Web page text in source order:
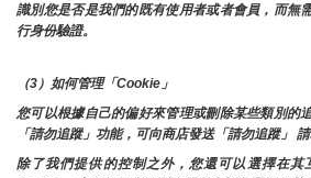
識別您是否是我們的既有使用者或者會員，而無
行身份驗證。
（3）如何管理「Cookie」
您可以根據自己的偏好來管理或刪除某些類別的
「請勿追蹤」功能，可向商店發送「請勿追蹤」 請
除了我們提供的控制之外，您還可以選擇在其